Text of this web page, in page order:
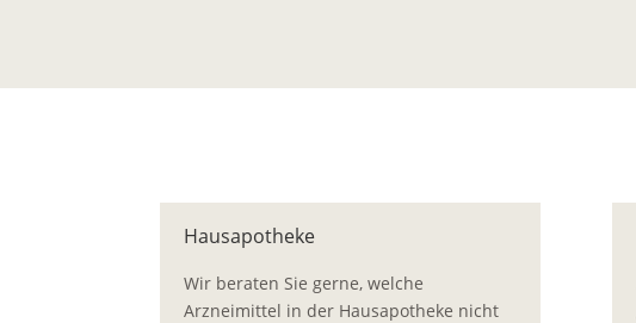
Hausapotheke
Wir beraten Sie gerne, welche
Arzneimittel in der Hausapotheke nicht